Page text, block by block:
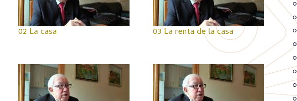
02 La casa 03 La renta de la casa